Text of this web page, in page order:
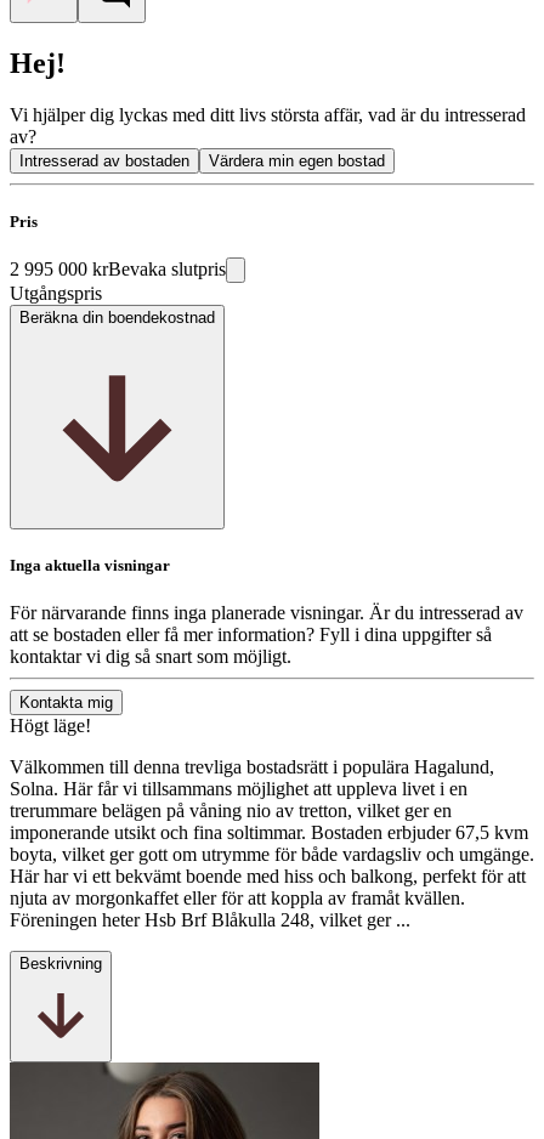
Hej!
Vi hjälper dig lyckas med ditt livs största affär, vad är du intresserad
av?
Intresserad av bostaden Värdera min egen bostad
Pris
2 995 000 krBevaka slutpris
Utgångspris
Beräkna din boendekostnad
Inga aktuella visningar
För närvarande finns inga planerade visningar. Är du intresserad av
att se bostaden eller få mer information? Fyll i dina uppgifter så
kontaktar vi dig så snart som möjligt.
Kontakta mig
Högt läge!
Välkommen till denna trevliga bostadsrätt i populära Hagalund,
Solna. Här får vi tillsammans möjlighet att uppleva livet i en
trerummare belägen på våning nio av tretton, vilket ger en
imponerande utsikt och fina soltimmar. Bostaden erbjuder 67,5 kvm
boyta, vilket ger gott om utrymme för både vardagsliv och umgänge.
Här har vi ett bekvämt boende med hiss och balkong, perfekt för att
njuta av morgonkaffet eller för att koppla av framåt kvällen.
Föreningen heter Hsb Brf Blåkulla 248, vilket ger ...
Beskrivning